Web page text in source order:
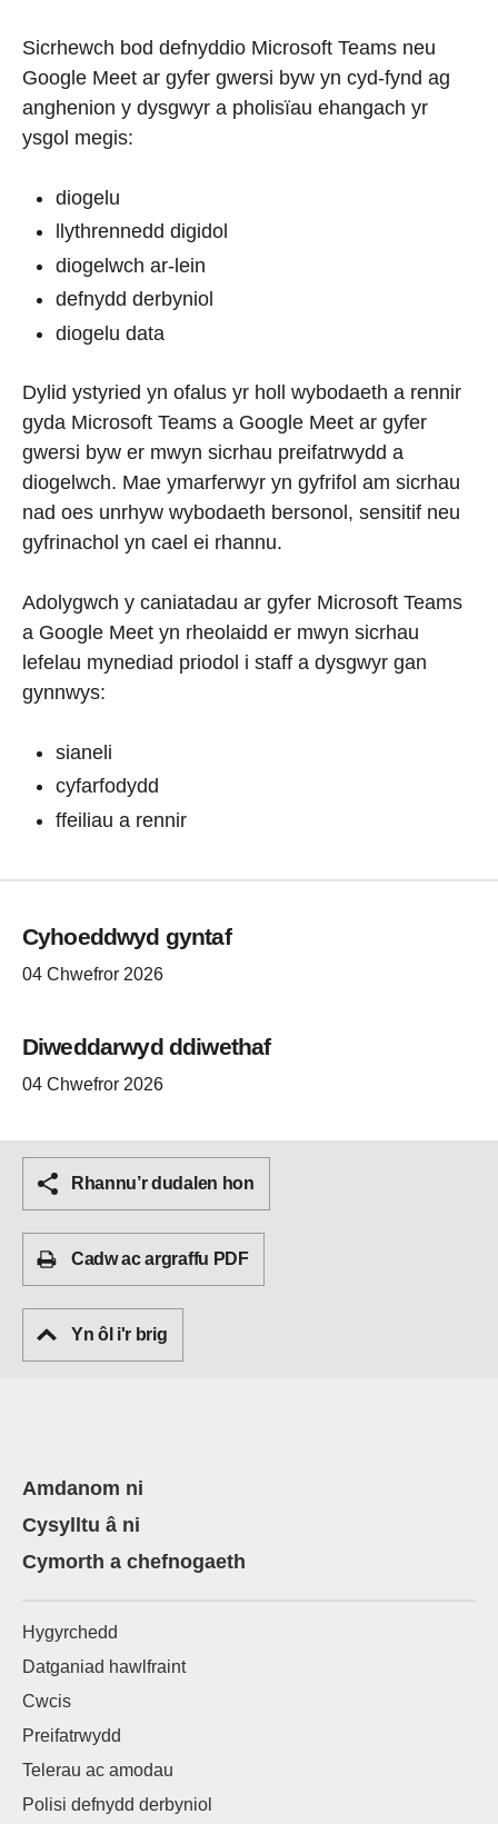
Sicrhewch bod defnyddio Microsoft Teams neu
Google Meet ar gyfer gwersi byw yn cyd-fynd ag
anghenion y dysgwyr a pholisïau ehangach yr
ysgol megis:
diogelu
llythrennedd digidol
diogelwch ar-lein
defnydd derbyniol
diogelu data
Dylid ystyried yn ofalus yr holl wybodaeth a rennir
gyda Microsoft Teams a Google Meet ar gyfer
gwersi byw er mwyn sicrhau preifatrwydd a
diogelwch. Mae ymarferwyr yn gyfrifol am sicrhau
nad oes unrhyw wybodaeth bersonol, sensitif neu
gyfrinachol yn cael ei rhannu.
Adolygwch y caniatadau ar gyfer Microsoft Teams
a Google Meet yn rheolaidd er mwyn sicrhau
lefelau mynediad priodol i staff a dysgwyr gan
gynnwys:
sianeli
cyfarfodydd
ffeiliau a rennir
Cyhoeddwyd gyntaf
04 Chwefror 2026
Diweddarwyd ddiwethaf
04 Chwefror 2026
Rhannu’r dudalen hon
Cadw ac argraffu PDF
Yn ôl i'r brig
Amdanom ni
Cysylltu â ni
Cymorth a chefnogaeth
Hygyrchedd
Datganiad hawlfraint
Cwcis
Preifatrwydd
Telerau ac amodau
Polisi defnydd derbyniol